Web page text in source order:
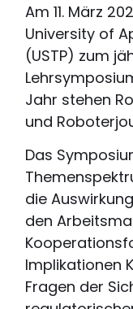
Am 11. März
University of
(USTP) zum
Jahr stehen
und
Das
die
den
Implikationen
Fragen der